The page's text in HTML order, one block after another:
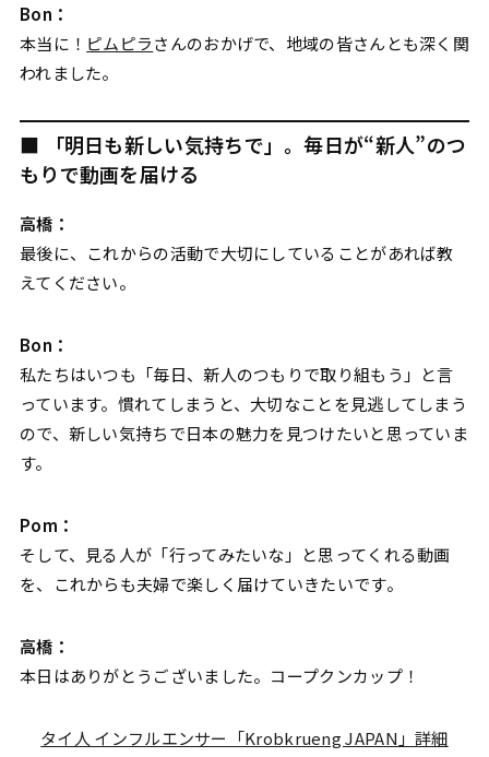
Bon：
本当に！ ピムピラさんのおかげで、地域の皆さんとも深く関
われました。
■ 「明日も新しい気持ちで」。毎日が“新人”のつ
もりで動画を届ける
高橋：
最後に、これからの活動で大切にしていることがあれば教
えてください。
Bon：
私たちはいつも「毎日、新人のつもりで取り組もう」と言
っています。慣れてしまうと、大切なことを見逃してしまう
ので、新しい気持ちで日本の魅力を見つけたいと思っていま
す。
Pom：
そして、見る人が「行ってみたいな」と思ってくれる動画
を、これからも夫婦で楽しく届けていきたいです。
高橋：
本日はありがとうございました。コープクンカップ！
タイ人 インフルエンサー「Krobkrueng JAPAN」詳細